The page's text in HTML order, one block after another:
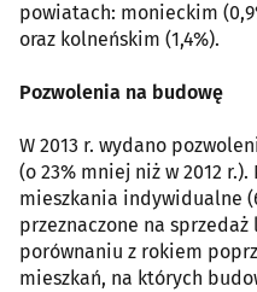
powiatach: monieckim
oraz kolneńskim (1,4%).
Pozwolenia na budowę
W 2013 r. wydano
(o 23% mniej niż w 2012 r.).
mieszkania indywidualne
przeznaczone na sprzedaż
porównaniu z rokiem
mieszkań, na których